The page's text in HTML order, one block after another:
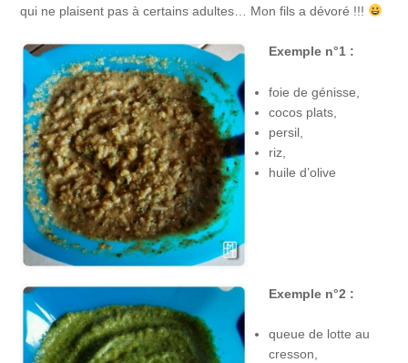
qui ne plaisent pas à certains adultes… Mon fils a dévoré !!!
Exemple n°1 :
foie de génisse,
cocos plats,
persil,
riz,
huile d’olive
Exemple n°2 :
queue de lotte au
cresson,